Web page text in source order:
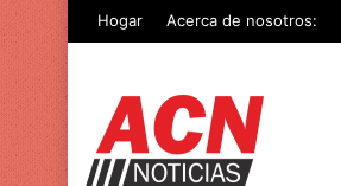
Hogar Acerca de nosotros: